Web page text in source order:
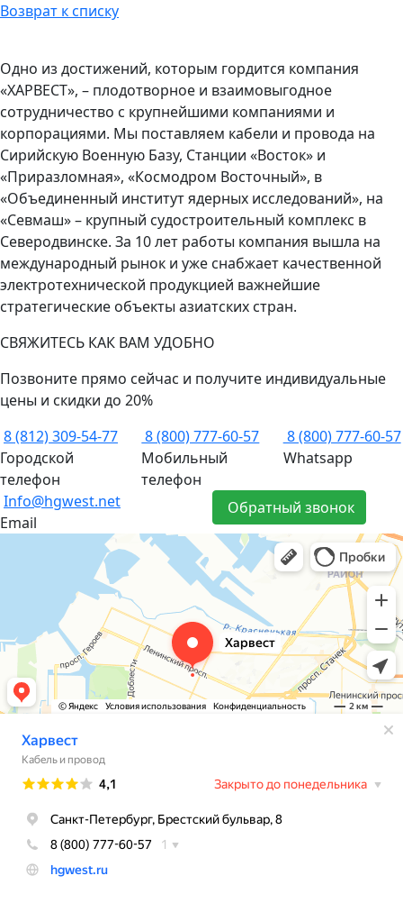
Возврат к списку
Одно из достижений, которым гордится компания
«ХАРВЕСТ», – плодотворное и взаимовыгодное
сотрудничество с крупнейшими компаниями и
корпорациями. Мы поставляем кабели и провода на
Сирийскую Военную Базу, Станции «Восток» и
«Приразломная», «Космодром Восточный», в
«Объединенный институт ядерных исследований», на
«Севмаш» – крупный судостроительный комплекс в
Северодвинске. За 10 лет работы компания вышла на
международный рынок и уже снабжает качественной
электротехнической продукцией важнейшие
стратегические объекты азиатских стран.
СВЯЖИТЕСЬ КАК ВАМ УДОБНО
Позвоните прямо сейчас и получите индивидуальные
цены и скидки до 20%
8 (812) 309-54-77
Городской
телефон
8 (800) 777-60-57
Мобильный
телефон
8 (800) 777-60-57
Whatsapp
Info@hgwest.net
Email
Обратный звонок